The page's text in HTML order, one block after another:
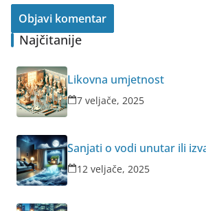
Najčitanije
Likovna umjetnost
7 veljače, 2025
Sanjati o vodi unutar ili
12 veljače, 2025